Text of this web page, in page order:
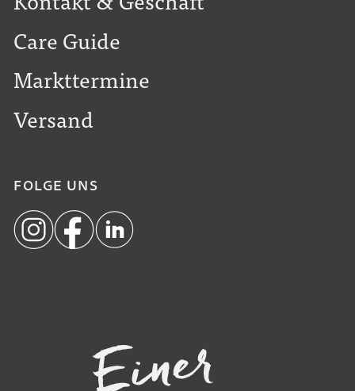
Care Guide
Markttermine
Versand
FOLGE UNS